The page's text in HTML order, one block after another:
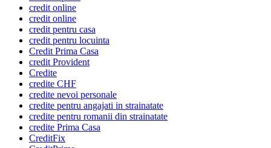
credit online
credit online
credit pentru casa
credit pentru locuinta
Credit Prima Casa
credit Provident
Credite
credite CHF
credite nevoi personale
credite pentru angajati in strainatate
credite pentru romanii din strainatate
credite Prima Casa
CreditFix